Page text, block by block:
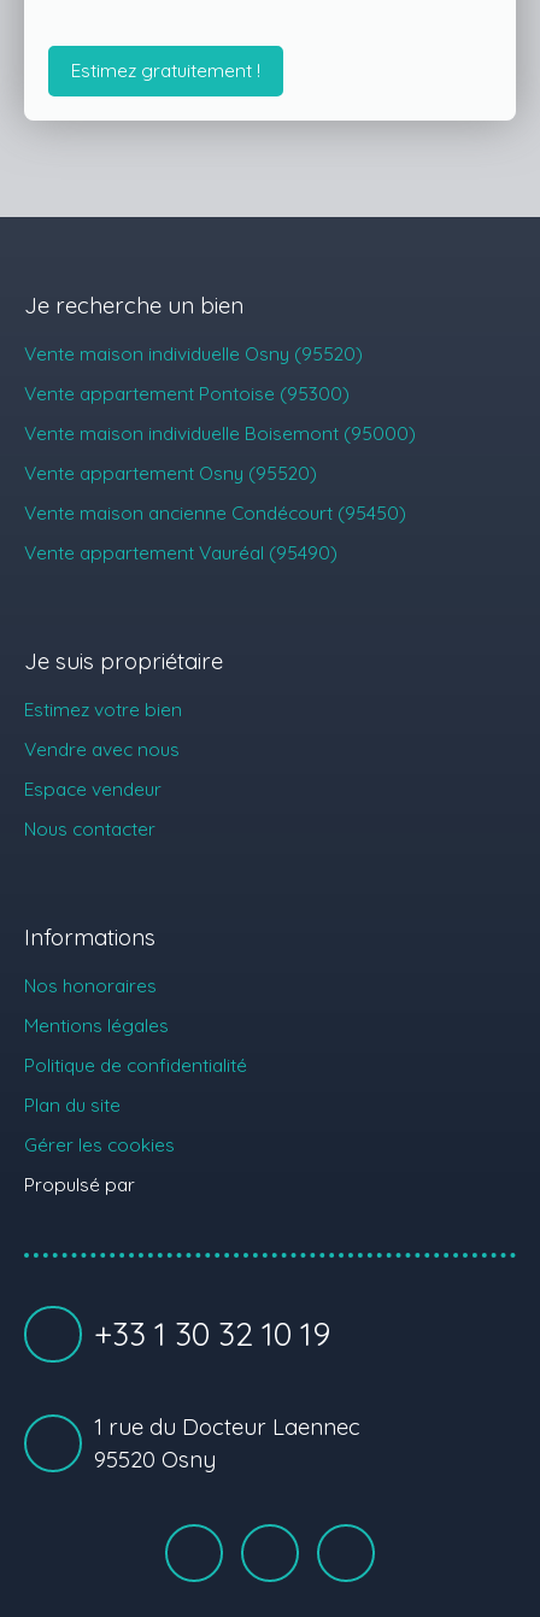
Estimez gratuitement !
Je recherche un bien
Vente maison individuelle Osny (95520)
Vente appartement Pontoise (95300)
Vente maison individuelle Boisemont (95000)
Vente appartement Osny (95520)
Vente maison ancienne Condécourt (95450)
Vente appartement Vauréal (95490)
Je suis propriétaire
Estimez votre bien
Vendre avec nous
Espace vendeur
Nous contacter
Informations
Nos honoraires
Mentions légales
Politique de confidentialité
Plan du site
Gérer les cookies
Propulsé par
+33 1 30 32 10 19
1 rue du Docteur Laennec
95520 Osny